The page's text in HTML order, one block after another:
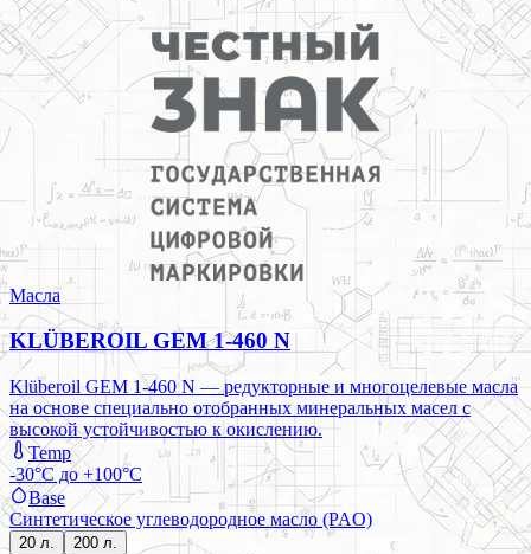
Масла
KLÜBEROIL GEM 1-460 N
Klüberoil GEM 1-460 N — редукторные и многоцелевые масла
на основе специально отобранных минеральных масел с
высокой устойчивостью к окислению.
Temp
-30°C до +100°C
Base
Синтетическое углеводородное масло (PAO)
20 л. 200 л.